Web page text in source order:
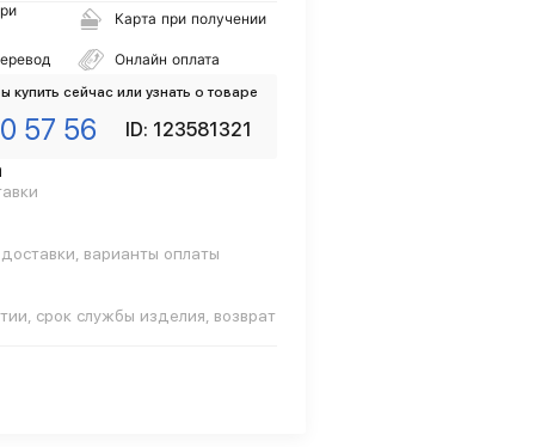
Карта при получении
Онлайн оплата
купить сейчас или узнать о товаре
57 56
ID: 123581321
варианты оплаты
срок службы изделия, возврат